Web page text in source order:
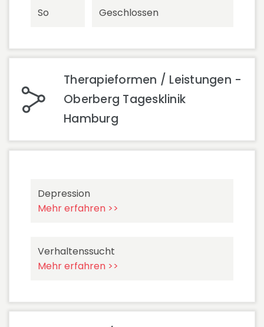
So Geschlossen
Therapieformen / Leistungen -
Oberberg Tagesklinik
Hamburg
Depression
Mehr erfahren >>
Verhaltenssucht
Mehr erfahren >>